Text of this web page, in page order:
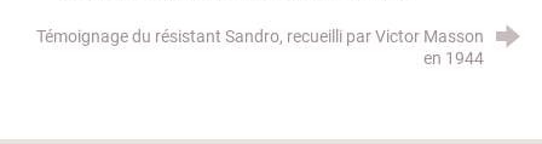
Témoignage du résistant Sandro, recueilli par Victor Masson
en 1944